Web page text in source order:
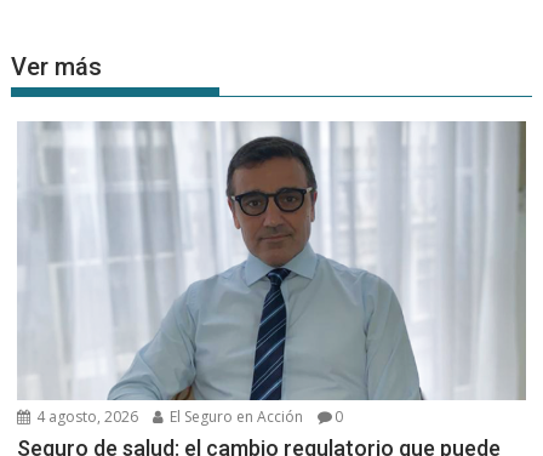
Ver más
4 agosto, 2026 El Seguro en Acción 0
Seguro de salud: el cambio regulatorio que puede